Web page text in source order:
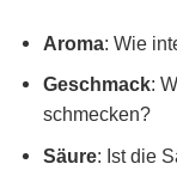
Aroma: Wie
Geschmack:
schmecken?
Säure: Ist die